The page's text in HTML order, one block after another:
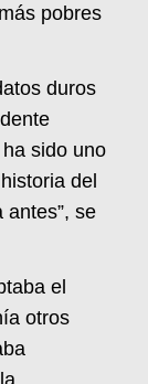
pobres
duros
sido uno
del
antes”, se
el
otros